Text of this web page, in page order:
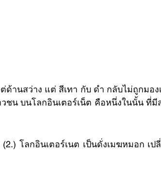
ด้านสว่าง แต่ สีเทา กับ ดำ กลับไม่ถูกมอง
ชน บนโลกอินเตอร์เน็ต คือหนึ่งในนั้น ที่มี